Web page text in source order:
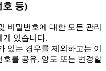
호 등)
비밀번호에 대한 모든 관리
게 있습니다.
있는 경우를 제외하고는 이
호를 공유, 양도 또는 변경할